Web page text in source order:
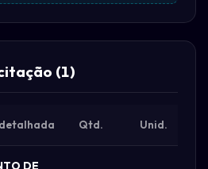
(1)
Qtd. Unid.
DE